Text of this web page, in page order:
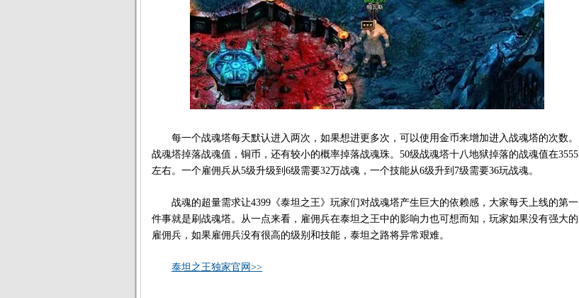
每一个战魂塔每天默认进入两次，如果想进更多次，可以使用金币来增加进入战魂塔的次数。
战魂塔掉落战魂值，铜币，还有较小的概率掉落战魂珠。50级战魂塔十八地狱掉落的战魂值在3555
左右。一个雇佣兵从5级升级到6级需要32万战魂，一个技能从6级升到7级需要36玩战魂。
战魂的超量需求让4399《泰坦之王》玩家们对战魂塔产生巨大的依赖感，大家每天上线的第一
件事就是刷战魂塔。从一点来看，雇佣兵在泰坦之王中的影响力也可想而知，玩家如果没有强大的
雇佣兵，如果雇佣兵没有很高的级别和技能，泰坦之路将异常艰难。
泰坦之王独家官网>>